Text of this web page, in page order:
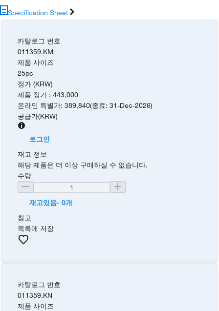
Specification Sheet
카탈로그 번호
011359.KM
제품 사이즈
25pc
정가 (KRW)
제품 정가 :443,000
온라인 특별가:389,840(종료:31-Dec-2026)
공급가(KRW)
로그인
재고 정보
해당 제품은 더 이상 구매하실 수 없습니다.
수량
재고있음- 0개
참고
목록에 저장
카탈로그 번호
011359.KN
제품 사이즈